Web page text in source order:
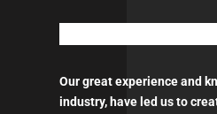
Our great experience and
industry, have led us to